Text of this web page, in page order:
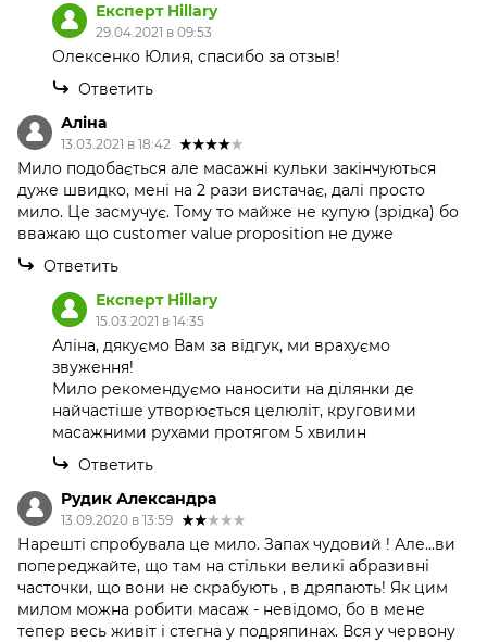
Експерт Hillary
29.04.2021 в 09:53
Олексенко Юлия, спасибо за отзыв!
Ответить
Аліна
13.03.2021 в 18:42
Мило подобається але масажні кульки закінчуються
дуже швидко, мені на 2 рази вистачає, далі просто
мило. Це засмучує. Тому то майже не купую (зрідка) бо
вважаю що customer value proposition не дуже
Ответить
Експерт Hillary
15.03.2021 в 14:35
Аліна, дякуємо Вам за відгук, ми врахуємо
звуження!
Мило рекомендуємо наносити на ділянки де
найчастіше утворюється целюліт, круговими
масажними рухами протягом 5 хвилин
Ответить
Рудик Александра
13.09.2020 в 13:59
Нарешті спробувала це мило. Запах чудовий ! Але...ви
попереджайте, що там на стільки великі абразивні
часточки, що вони не скрабують , в дряпають! Як цим
милом можна робити масаж - невідомо, бо в мене
тепер весь живіт і стегна у подряпинах. Вся у червону